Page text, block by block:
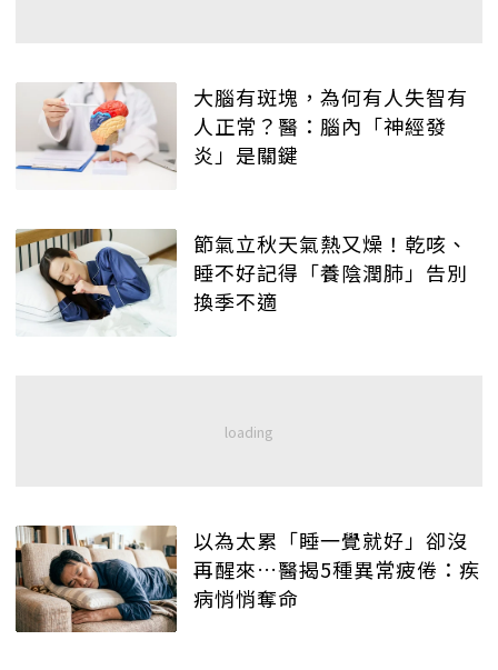
大腦有斑塊，為何有人失智有
人正常？醫：腦內「神經發
炎」是關鍵
節氣立秋天氣熱又燥！乾咳、
睡不好記得「養陰潤肺」告別
換季不適
以為太累「睡一覺就好」卻沒
再醒來…醫揭5種異常疲倦：疾
病悄悄奪命